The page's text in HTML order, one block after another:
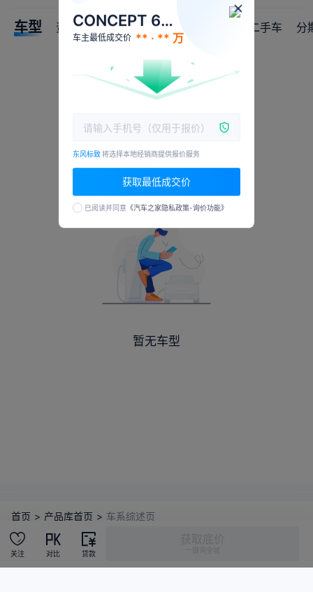
车型 资讯 论坛 口碑 经销商 二手车 分
暂无车型
首页 > 产品库首页 > 车系综述页
关注 对比 贷款
CONCEPT 6狮锐
车主最低成交价 ** · ** 万
东风标致将选择本地经销商提供报价服务
获取最低成交价
已阅读并同意 《汽车之家隐私政策-询价功能》